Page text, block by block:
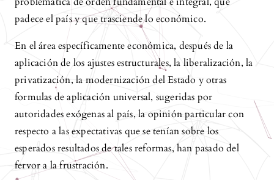
padece el país y que trasciende lo económico.
En el área específicamente económica, después de la
aplicación de los ajustes estructurales, la liberalización, la
privatización, la modernización del Estado y otras
formulas de aplicación universal, sugeridas por
autoridades exógenas al país, la opinión particular con
respecto a las expectativas que se tenían sobre los
esperados resultados de tales reformas, han pasado del
fervor a la frustración.